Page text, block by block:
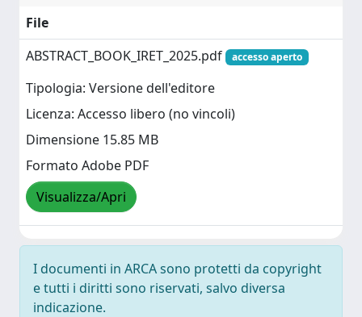
File
ABSTRACT_BOOK_IRET_2025.pdf
accesso aperto
Tipologia: Versione dell'editore
Licenza: Accesso libero (no vincoli)
Dimensione 15.85 MB
Formato Adobe PDF
Visualizza/Apri
I documenti in ARCA sono protetti da copyright
e tutti i diritti sono riservati, salvo diversa
indicazione.